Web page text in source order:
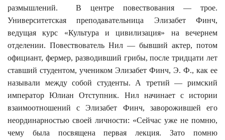
размышлений.
В центре повествования — трое.
Университетская преподавательница Элизабет Финч,
ведущая курс «Культура и цивилизация» на вечернем
отделении. Повествователь Нил — бывший актер, потом
официант, фермер, разводивший грибы, после тридцати лет
ставший студентом, учеником Элизабет Финч, Э. Ф., как ее
называли между собой студенты. А третий — римский
император Юлиан Отступник. Нил начинает с истории
взаимоотношений с Элизабет Финч, заворожившей его
неординарностью своей личности: «Сейчас уже не помню,
чему была посвящена первая лекция. Зато помню